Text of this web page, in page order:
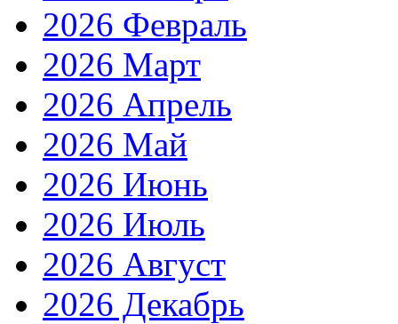
2026 Февраль
2026 Март
2026 Апрель
2026 Май
2026 Июнь
2026 Июль
2026 Август
2026 Декабрь